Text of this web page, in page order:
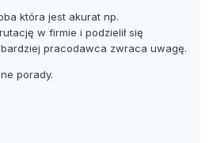
która jest akurat np.
w firmie i podzielił się
pracodawca zwraca uwagę.
porady.